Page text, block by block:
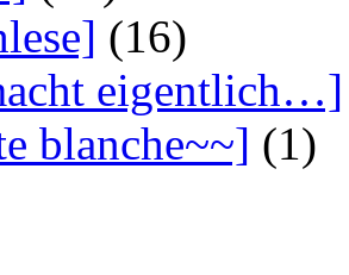
(16)
eigentlich…]
blanche~~] (1)